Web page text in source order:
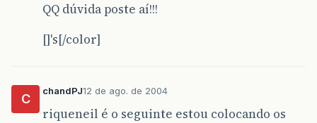
QQ dúvida poste aí!!!
[]'s[/color]
C
chandPJ12 de ago. de 2004
riqueneil é o seguinte estou colocando os